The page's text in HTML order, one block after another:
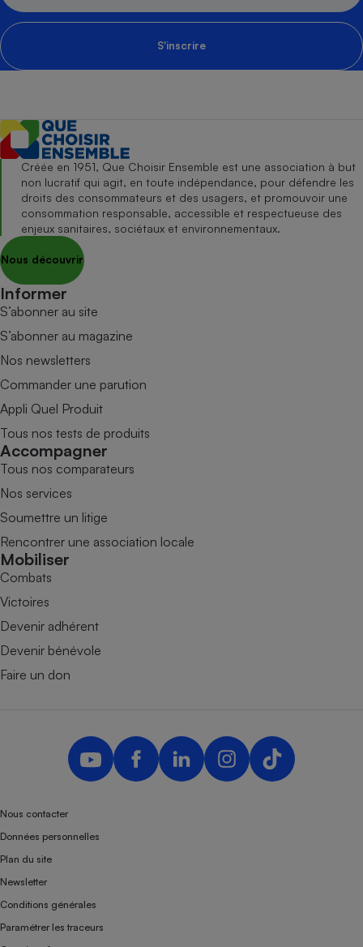
S'inscrire
Créée en 1951, Que Choisir Ensemble est une association à but
non lucratif qui agit, en toute indépendance, pour défendre les
droits des consommateurs et des usagers, et promouvoir une
consommation responsable, accessible et respectueuse des
enjeux sanitaires, sociétaux et environnementaux.
Nous découvrir
Informer
S’abonner au site
S’abonner au magazine
Nos newsletters
Commander une parution
Appli Quel Produit
Tous nos tests de produits
Accompagner
Tous nos comparateurs
Nos services
Soumettre un litige
Rencontrer une association locale
Mobiliser
Combats
Victoires
Devenir adhérent
Devenir bénévole
Faire un don
Nous contacter
Données personnelles
Plan du site
Newsletter
Conditions générales
Paramétrer les traceurs